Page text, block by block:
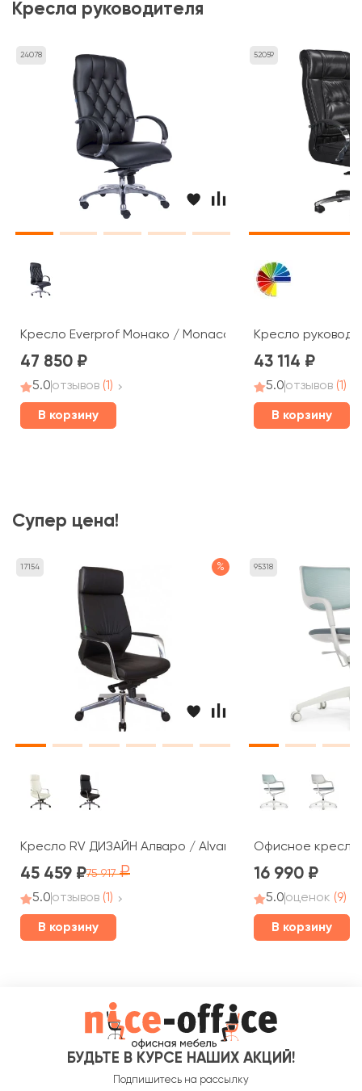
Кресла руководителя
24078
Кресло Everprof Монако / Monaco
47 850
5.0отзывов (1)
В корзину
52059
Кресло
43 114
5.0отзывов (1)
В корзину
Супер цена!
17154 %
Кресло RV ДИЗАЙН Алваро / Alvaro (A1815)
45 459 75 917
5.0отзывов (1)
В корзину
95318
Офисное кресло
16 990
5.0оценок (9)
В корзину
БУДЬТЕ В КУРСЕ НАШИХ АКЦИЙ!
Подпишитесь на рассылку